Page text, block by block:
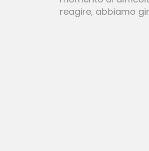
reagire, abbiamo